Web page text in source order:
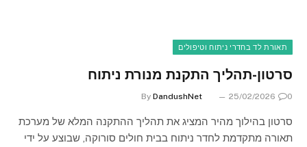
תאורת לד בחדרי ניתוח וטיפולים
סרטון-תהליך התקנת מנורת ניתוח
By DandushNet 25/02/2026 0
סרטון בהילוך מהיר המציג את תהליך ההתקנה המלא של מערכת
תאורה מתקדמת לחדר ניתוח בבית חולים סורוקה, שבוצע על ידי